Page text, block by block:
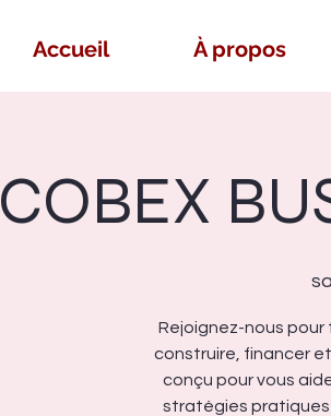
Accueil À propos
COBEX
Rejoignez-nous
construire, financer
conçu pour vous
stratégies pratiques